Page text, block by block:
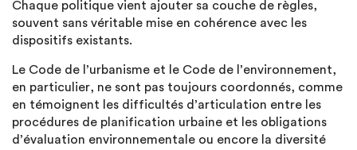
Chaque politique vient ajouter sa couche de règles,
souvent sans véritable mise en cohérence avec les
dispositifs existants.
Le Code de l’urbanisme et le Code de l’environnement,
en particulier, ne sont pas toujours coordonnés, comme
en témoignent les difficultés d’articulation entre les
procédures de planification urbaine et les obligations
d’évaluation environnementale ou encore la diversité